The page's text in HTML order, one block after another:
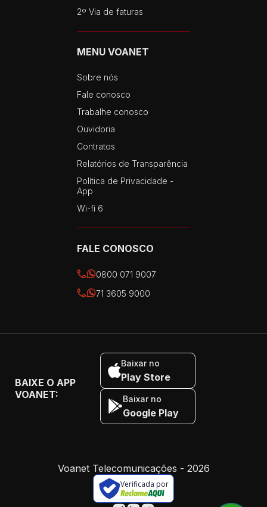
2º Via de faturas
MENU VOANET
Sobre nós
Fale conosco
Trabalhe conosco
Ouvidoria
Contratos
Relatórios de Transparência
Política de Privacidade -
App
Wi-fi 6
FALE CONOSCO
0800 071 9007
71 3605 9000
BAIXE O APP
VOANET:
Baixar no
Play Store
Baixar no
Google Play
Voanet Telecomunicações - 2026
Verificada por